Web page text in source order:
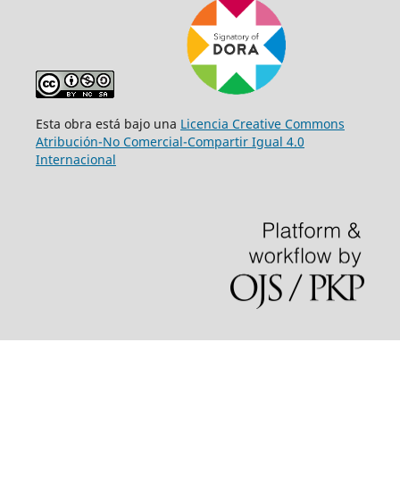
Esta obra está bajo una Licencia Creative Commons
Atribución-No Comercial-Compartir Igual 4.0
Internacional